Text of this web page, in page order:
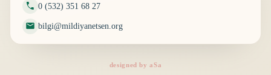
0 (532) 351 68 27
bilgi@mildiyanetsen.org
designed by aSa